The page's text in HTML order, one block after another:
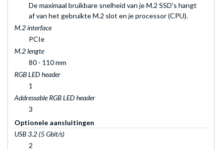
De maximaal bruikbare snelheid van je M.2 SSD's hangt
af van het gebruikte M.2 slot en je processor (CPU).
M.2 interface
PCIe
M.2 lengte
80 - 110 mm
RGB LED header
1
Addressable RGB LED header
3
Optionele aansluitingen
USB 3.2 (5 Gbit/s)
2